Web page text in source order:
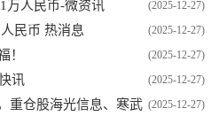
(2025-12-27)
万人民币-微资讯
(2025-12-27)
民币 热消息
(2025-12-27)
！
(2025-12-27)
讯
(2025-12-27)
重仓股海光信息、寒武